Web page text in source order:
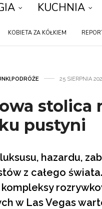
KUCHNIA
KOBIETA ZA KÓŁKIEM
,PODRÓŻE 25 SIERPNIA
stolica
pustyni
hazardu,
z całego
w Las Vegas